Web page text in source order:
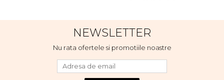
evita, nu o mananca cu
placere. Eu sunt multumit siNEWSLETTER
Nu rata ofertele si promotiile noastre